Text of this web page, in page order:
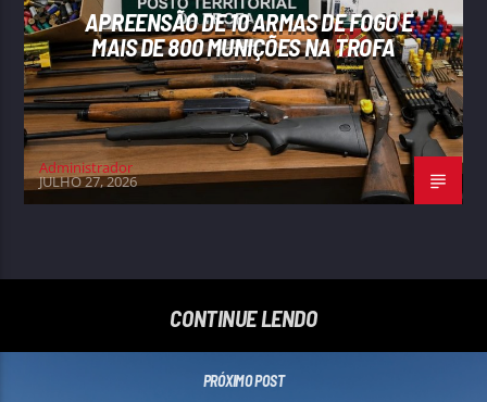
APREENSÃO DE 10 ARMAS DE FOGO E
MAIS DE 800 MUNIÇÕES NA TROFA
Administrador
JULHO 27, 2026
CONTINUE LENDO
PRÓXIMO POST